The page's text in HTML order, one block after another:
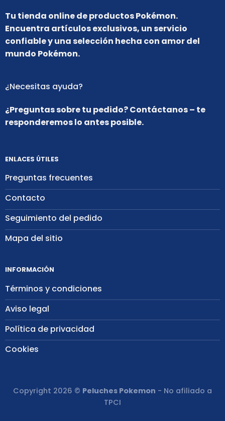
Tu tienda online de productos Pokémon.
Encuentra artículos exclusivos, un servicio
confiable y una selección hecha con amor del
mundo Pokémon.
ENLACES ÚTILES
Preguntas frecuentes
Contacto
Seguimiento del pedido
Mapa del sitio
INFORMACIÓN
Términos y condiciones
Aviso legal
Política de privacidad
Cookies
¿Necesitas ayuda?
¿Preguntas sobre tu pedido? Contáctanos – te
responderemos lo antes posible.
Copyright 2026 © Peluches Pokemon - No afiliado a
TPCI